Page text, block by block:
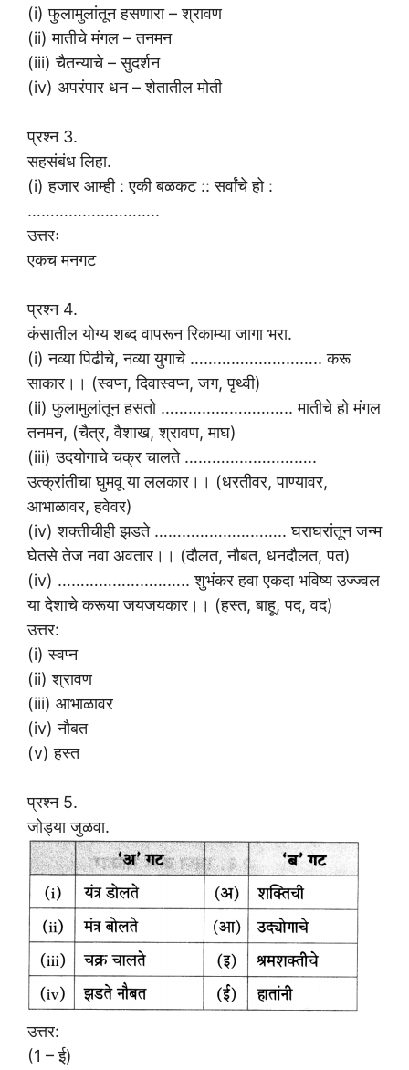
(i) फुलामुलांतून हसणारा – श्रावण
(ii) मातीचे मंगल – तनमन
(iii) चैतन्याचे – सुदर्शन
(iv) अपरंपार धन – शेतातील मोती
प्रश्न 3.
सहसंबंध लिहा.
(i) हजार आम्ही : एकी बळकट :: सर्वांचे हो :
………………………..
उत्तरः
एकच मनगट
प्रश्न 4.
कंसातील योग्य शब्द वापरून रिकाम्या जागा भरा.
(i) नव्या पिढीचे, नव्या युगाचे ……………………….. करू
साकार।। (स्वप्न, दिवास्वप्न, जग, पृथ्वी)
(ii) फुलामुलांतून हसतो ……………………….. मातीचे हो मंगल
तनमन, (चैत्र, वैशाख, श्रावण, माघ)
(iii) उदयोगाचे चक्र चालते ………………………..
उत्क्रांतीचा घुमवू या ललकार।। (धरतीवर, पाण्यावर,
आभाळावर, हवेवर)
(iv) शक्तीचीही झडते ……………………….. घराघरांतून जन्म
घेतसे तेज नवा अवतार।। (दौलत, नौबत, धनदौलत, पत)
(iv) ……………………….. शुभंकर हवा एकदा भविष्य उज्ज्वल
या देशाचे करूया जयजयकार।। (हस्त, बाहू, पद, वद)
उत्तर:
(i) स्वप्न
(ii) श्रावण
(iii) आभाळावर
(iv) नौबत
(v) हस्त
प्रश्न 5.
जोड्या जुळवा.
उत्तर:
(1 – ई)